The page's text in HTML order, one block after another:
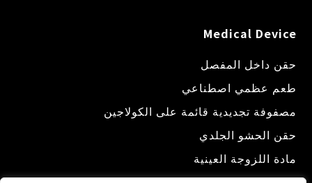
Medical Device
حقن داخل المفصل
طعم عظمي اصطناعي
مصفوفة تجديدية قائمة على الكولاجين
حقن الحشو الجلدي
مادة اللزوجة العينية